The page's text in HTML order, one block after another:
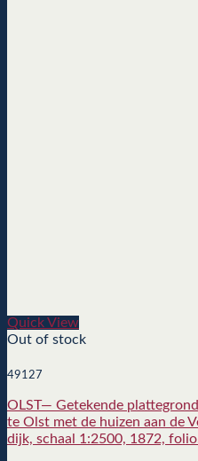
Quick View
Out of stock
49127
OLST— Getekende
te Olst met de huizen aan de
dijk, schaal 1:2500, 1872,